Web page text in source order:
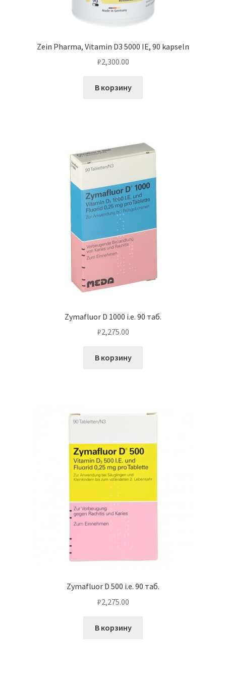
Zein Pharma, Vitamin D3 5000 IE, 90 kapseln
₽2,300.00
В корзину
Zymafluor D 1000 i.e. 90 таб.
₽2,275.00
В корзину
Zymafluor D 500 i.e. 90 таб.
₽2,275.00
В корзину